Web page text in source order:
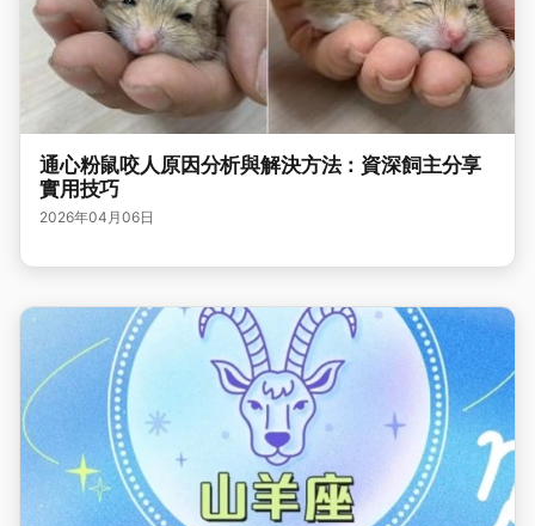
通心粉鼠咬人原因分析與解決方法：資深飼主分享
實用技巧
2026年04月06日